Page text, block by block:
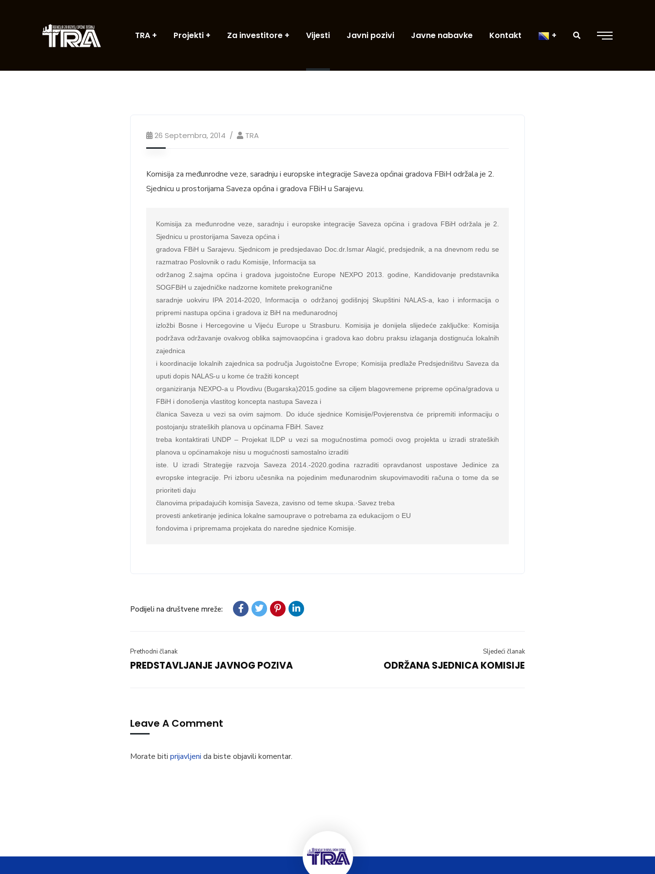
TRA Projekti Za investitore Vijesti Javni pozivi Javne nabavke Kontakt
26 Septembra, 2014 TRA
Komisija za međunrodne veze, saradnju i europske integracije Saveza općinai gradova FBiH održala je 2.
Sjednicu u prostorijama Saveza općina i gradova FBiH u Sarajevu.
Komisija za međunrodne veze, saradnju i europske integracije Saveza općina i gradova FBiH održala je 2.
Sjednicu u prostorijama Saveza općina i
gradova FBiH u Sarajevu. Sjednicom je predsjedavao Doc.dr.Ismar Alagić, predsjednik, a na dnevnom redu se
razmatrao Poslovnik o radu Komisije, Informacija sa
održanog 2.sajma općina i gradova jugoistočne Europe NEXPO 2013. godine, Kandidovanje predstavnika
SOGFBiH u zajedničke nadzorne komitete prekogranične
saradnje uokviru IPA 2014-2020, Informacija o održanoj godišnjoj Skupštini NALAS-a, kao i informacija o
pripremi nastupa općina i gradova iz BiH na međunarodnoj
izložbi Bosne i Hercegovine u Vijeću Europe u Strasburu. Komisija je donijela slijedeće zaključke: Komisija
podržava održavanje ovakvog oblika sajmovaopćina i gradova kao dobru praksu izlaganja dostignuća lokalnih
zajednica
i koordinacije lokalnih zajednica sa područja Jugoistočne Evrope; Komisija predlaže Predsjedništvu Saveza da
uputi dopis NALAS-u u kome će tražiti koncept
organiziranja NEXPO-a u Plovdivu (Bugarska)2015.godine sa ciljem blagovremene pripreme općina/gradova u
FBiH i donošenja vlastitog koncepta nastupa Saveza i
članica Saveza u vezi sa ovim sajmom. Do iduće sjednice Komisije/Povjerenstva će pripremiti informaciju o
postojanju strateških planova u općinama FBiH. Savez
treba kontaktirati UNDP – Projekat ILDP u vezi sa mogućnostima pomoći ovog projekta u izradi strateških
planova u općinamakoje nisu u mogućnosti samostalno izraditi
iste. U izradi Strategije razvoja Saveza 2014.-2020.godina razraditi opravdanost uspostave Jedinice za
evropske integracije. Pri izboru učesnika na pojedinim međunarodnim skupovimavoditi računa o tome da se
prioriteti daju
članovima pripadajućih komisija Saveza, zavisno od teme skupa.·Savez treba
provesti anketiranje jedinica lokalne samouprave o potrebama za edukacijom o EU
fondovima i pripremama projekata do naredne sjednice Komisije.
Podijeli na društvene mreže:
Prethodni članak
PREDSTAVLJANJE JAVNOG POZIVA
Sljedeći članak
ODRŽANA SJEDNICA KOMISIJE
Leave A Comment
Morate biti prijavljeni da biste objavili komentar.